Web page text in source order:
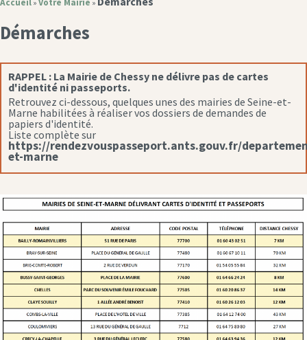
Accueil » Votre Mairie »
Démarches
RAPPEL : La Mairie de Chessy ne délivre pas de cartes
d'identité ni passeports.
Retrouvez ci-dessous, quelques unes des mairies de Seine-et-
Marne habilitées à réaliser vos dossiers de demandes de
papiers d'identité.
Liste complète sur
https://rendezvouspasseport.ants.gouv.fr/
et-marne